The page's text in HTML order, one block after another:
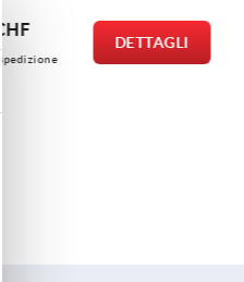
0,16 CHF
più le spese di spedizione